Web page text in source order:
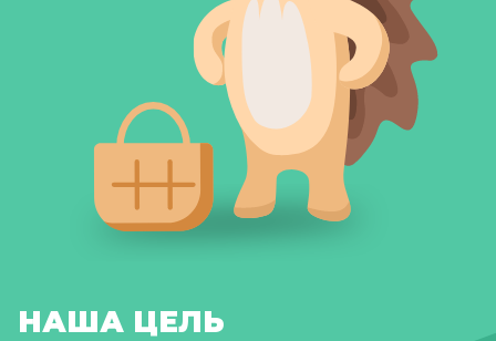
НАША ЦЕЛЬ